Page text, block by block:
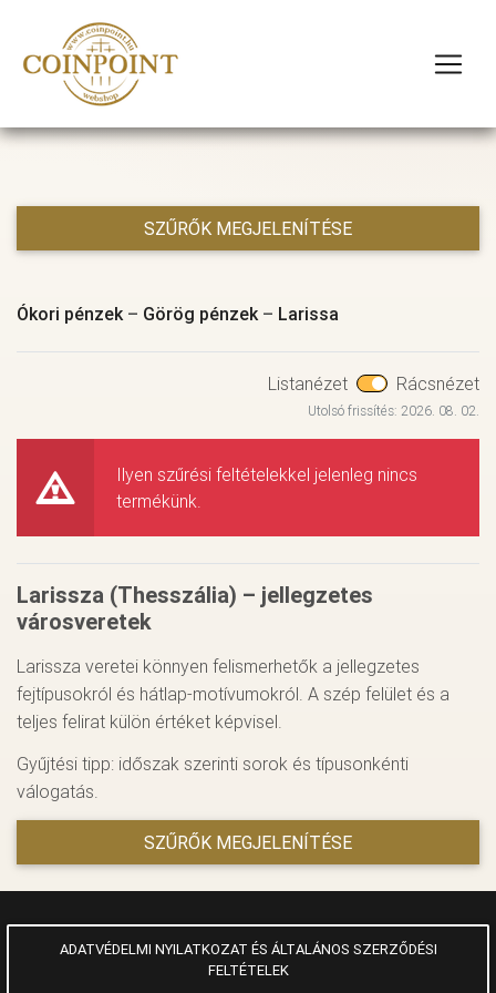
SZŰRŐK MEGJELENÍTÉSE
Ókori pénzek– Görög pénzek– Larissa
Listanézet Rácsnézet
Utolsó frissítés: 2026. 08. 02.
Ilyen szűrési feltételekkel jelenleg nincs
termékünk.
Larissza (Thesszália) – jellegzetes
városveretek
Larissza veretei könnyen felismerhetők a jellegzetes
fejtípusokról és hátlap-motívumokról. A szép felület és a
teljes felirat külön értéket képvisel.
Gyűjtési tipp: időszak szerinti sorok és típusonkénti
válogatás.
SZŰRŐK MEGJELENÍTÉSE
ADATVÉDELMI NYILATKOZAT ÉS ÁLTALÁNOS SZERZŐDÉSI
FELTÉTELEK